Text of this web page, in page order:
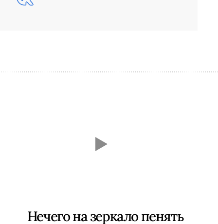
Нечего на зеркало пенять